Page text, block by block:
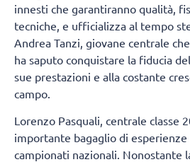
innesti che garantiranno qualità,
tecniche, e ufficializza al tempo
Andrea Tanzi, giovane centrale
ha saputo conquistare la fiducia
sue prestazioni e alla costante
campo.
Lorenzo Pasquali, centrale classe
importante bagaglio di
campionati nazionali. Nonostante